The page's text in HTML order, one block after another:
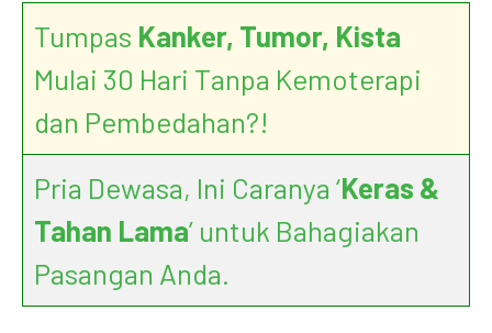
Tumpas Kanker, Tumor, Kista
Mulai 30 Hari Tanpa Kemoterapi
dan Pembedahan?!
Pria Dewasa, Ini Caranya ‘Keras &
Tahan Lama’ untuk Bahagiakan
Pasangan Anda.